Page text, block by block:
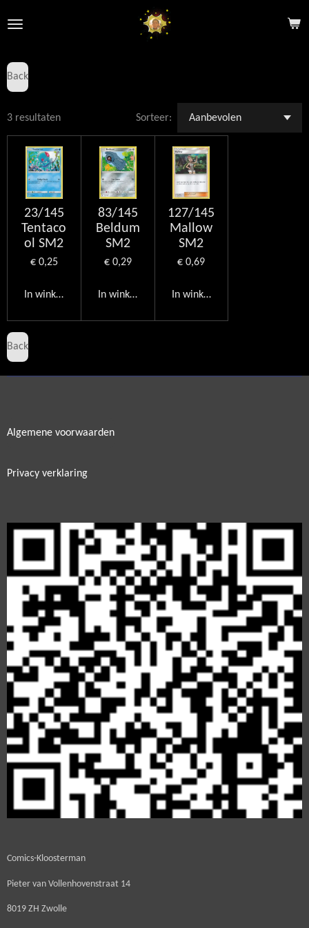
direct
de
hoofdinhoud
Back
3 resultaten Sorteer:
23/145
Tentaco
ol SM2
€ 0,25
In winkelwagen
83/145
Beldum
SM2
€ 0,29
In winkelwagen
127/145
Mallow
SM2
€ 0,69
In winkelwagen
Back
Algemene voorwaarden
Privacy verklaring
Comics-Kloosterman
Pieter van Vollenhovenstraat 14
8019 ZH Zwolle